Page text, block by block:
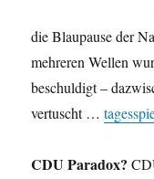
die Blaupause der
mehreren Wellen
beschuldigt –
vertuscht …
CDU Paradox?